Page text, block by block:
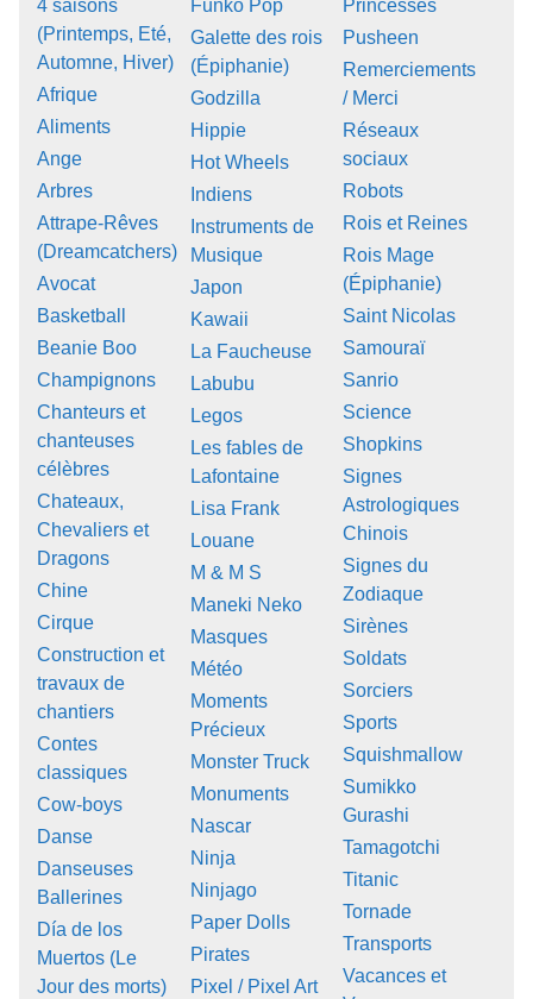
4 saisons
(Printemps, Eté,
Automne, Hiver)
Afrique
Aliments
Ange
Arbres
Attrape-Rêves
(Dreamcatchers)
Avocat
Basketball
Beanie Boo
Champignons
Chanteurs et
chanteuses
célèbres
Chateaux,
Chevaliers et
Dragons
Chine
Cirque
Construction et
travaux de
chantiers
Contes
classiques
Cow-boys
Danse
Danseuses
Ballerines
Día de los
Muertos (Le
Jour des morts)
Funko Pop
Galette des rois
(Épiphanie)
Godzilla
Hippie
Hot Wheels
Indiens
Instruments de
Musique
Japon
Kawaii
La Faucheuse
Labubu
Legos
Les fables de
Lafontaine
Lisa Frank
Louane
M & M S
Maneki Neko
Masques
Météo
Moments
Précieux
Monster Truck
Monuments
Nascar
Ninja
Ninjago
Paper Dolls
Pirates
Pixel / Pixel Art
Princesses
Pusheen
Remerciements
/ Merci
Réseaux
sociaux
Robots
Rois et Reines
Rois Mage
(Épiphanie)
Saint Nicolas
Samouraï
Sanrio
Science
Shopkins
Signes
Astrologiques
Chinois
Signes du
Zodiaque
Sirènes
Soldats
Sorciers
Sports
Squishmallow
Sumikko
Gurashi
Tamagotchi
Titanic
Tornade
Transports
Vacances et